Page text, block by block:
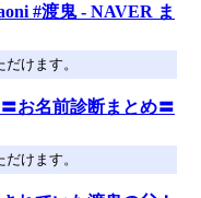
#渡鬼 - NAVER ま
けます。
お名前診断まとめ〓
けます。